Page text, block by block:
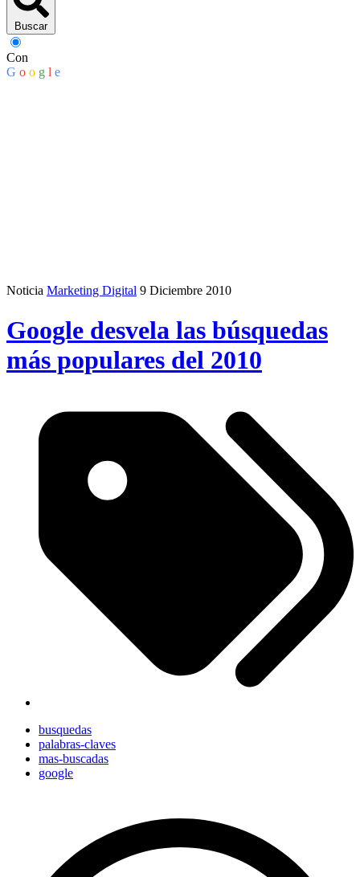
Buscar
Con
G o o g l e
Noticia Marketing Digital 9 Diciembre 2010
Google desvela las búsquedas
más populares del 2010
busquedas
palabras-claves
mas-buscadas
google